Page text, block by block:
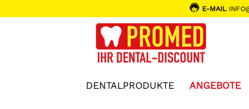
E-MAIL
DENTALPRODUKTE ANGEBOTE